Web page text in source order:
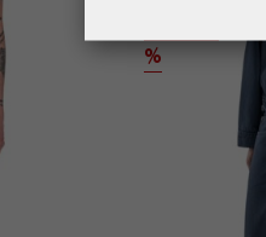
%